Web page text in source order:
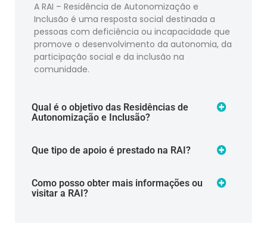
A RAI – Residência de Autonomização e
Inclusão é uma resposta social destinada a
pessoas com deficiência ou incapacidade que
promove o desenvolvimento da autonomia, da
participação social e da inclusão na
comunidade.
Qual é o objetivo das Residências de
Autonomização e Inclusão?
Que tipo de apoio é prestado na RAI?
Como posso obter mais informações ou
visitar a RAI?